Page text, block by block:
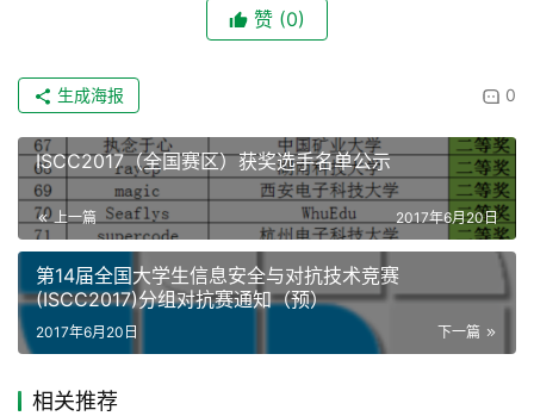
赞 (0)
0
生成海报
ISCC2017（全国赛区）获奖选手名单公示
上一篇 2017年6月20日
第14届全国大学生信息安全与对抗技术竞赛
(ISCC2017)分组对抗赛通知（预）
下一篇
2017年6月20日
相关推荐